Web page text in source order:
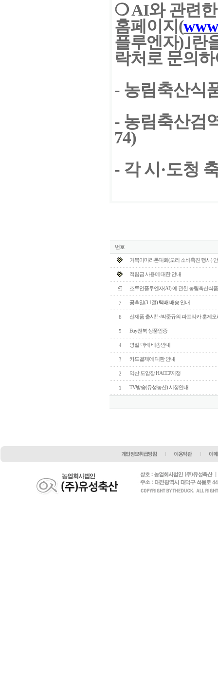
❍AI와 관련
홈페이지 (
플루엔자)｣란
락처로 문의
- 농림축산식
- 농림축산검
74)
- 각 시·도청
번호
거북이마라톤대회(오리 소비촉진 행사)
적립금 사용에 대한 안내
조류인플루엔자(AI) 에 관한 농림축산식
7 공휴일(3.1절) 택배 배송 안내
6 신제품 출시!! <박준규의 파프리카 훈제오
5 Buy전북 상품인증
4 명절 택배 배송안내
3 카드결제에 대한 안내
2 익산 도압장 HACCP지정
1 TV방송(유성농산) 시청안내